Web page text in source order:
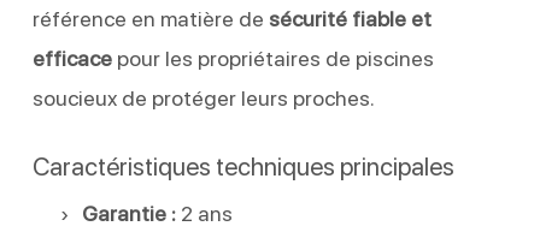
référence en matière de sécurité fiable et
efficacepour les propriétaires de piscines
soucieux de protéger leurs proches.
Caractéristiques techniques principales
Garantie :2 ans